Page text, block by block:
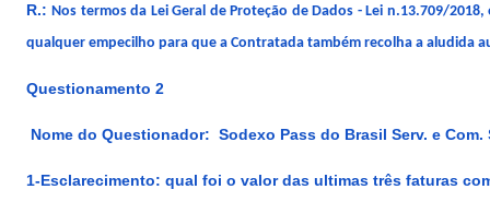
R.:Nos termos da Lei Geral de Proteção de Dados - Lei n.13.709/
qualquer empecilho para que a Contratada também recolha a aludida
Questionamento 2
Nome do Questionador: Sodexo Pass do Brasil Serv. e Com.
1-Esclarecimento: qual foi o valor das ultimas três faturas